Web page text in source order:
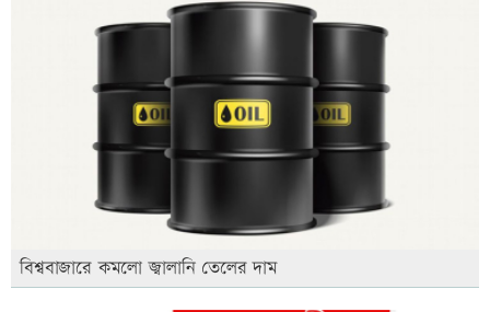
বিশ্ববাজারে কমলো জ্বালানি তেলের দাম